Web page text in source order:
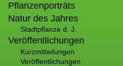
Pflanzenporträts
Natur des Jahres
Stadtpflanze d. J.
Veröffentlichungen
Kurzmitteilungen
Veröffentlichungen